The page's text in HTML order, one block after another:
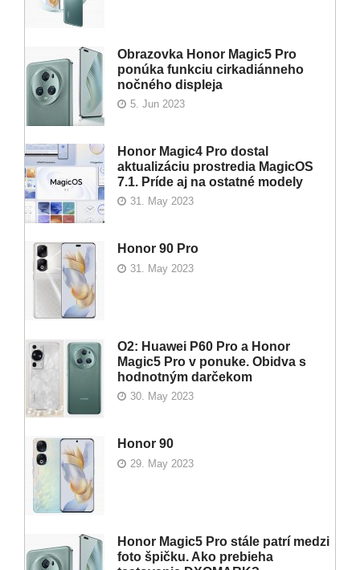
Obrazovka Honor Magic5 Pro
ponúka funkciu cirkadiánneho
nočného displeja
5. Jun 2023
Honor Magic4 Pro dostal
aktualizáciu prostredia MagicOS
7.1. Príde aj na ostatné modely
31. May 2023
Honor 90 Pro
31. May 2023
O2: Huawei P60 Pro a Honor
Magic5 Pro v ponuke. Obidva s
hodnotným darčekom
30. May 2023
Honor 90
29. May 2023
Honor Magic5 Pro stále patrí medzi
foto špičku. Ako prebieha